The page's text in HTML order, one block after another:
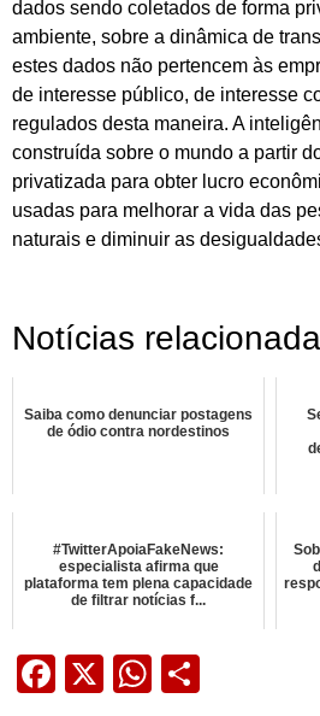
dados sendo coletados de forma
ambiente, sobre a dinâmica de
estes dados não pertencem às
de interesse público, de interesse
regulados desta maneira. A
construída sobre o mundo a partir
privatizada para obter lucro
usadas para melhorar a vida das
naturais e diminuir as
Notícias
Saiba como denunciar postagens
de ódio contra nordestinos
#TwitterApoiaFakeNews:
especialista afirma que
plataforma tem plena capacidade
de filtrar notícias f...
Facebook
X WhatsApp